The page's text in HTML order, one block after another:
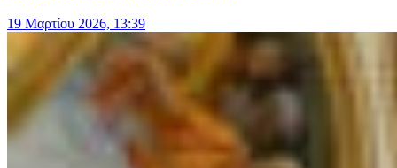
19 Μαρτίου 2026, 13:39